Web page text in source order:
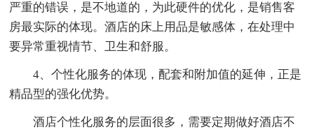
严重的错误，是不地道的，为此硬件的优化，是销售客
房最实际的体现。酒店的床上用品是敏感体，在处理中
要异常重视情节、卫生和舒服。
4、个性化服务的体现，配套和附加值的延伸，正是
精品型的强化优势。
酒店个性化服务的层面很多，需要定期做好酒店不